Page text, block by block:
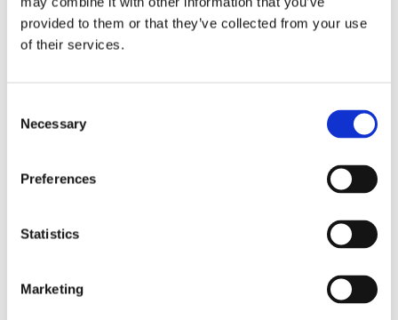
provided to them or that they’ve collected from your use
of their services.
Selection
Necessary
Preferences
Statistics
Marketing
なオーバーホールを必要とすることなく、現場でコネ
クタを迅速に交換することができます。これにより、
ネットワーク事業者は、一般的に使用されている
ような曲げに鈍感なファイバーを導入することができ
ます。これらはITU-T勧告に準拠していますが、メーカ
ーは低曲げ損失機能を実現するために、さまざまなフ
ァイバー設計やインデックス・プロファイルを採用し